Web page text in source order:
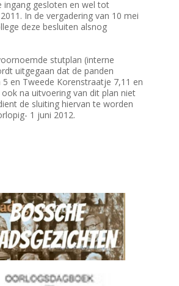
ingang gesloten en wel tot
In de vergadering van 10 mei
deze besluiten alsnog
stutplan (interne
uitgegaan dat de panden
en Tweede Korenstraatje 7,11 en
ook na uitvoering van dit plan niet
de sluiting hiervan te worden
1 juni 2012.